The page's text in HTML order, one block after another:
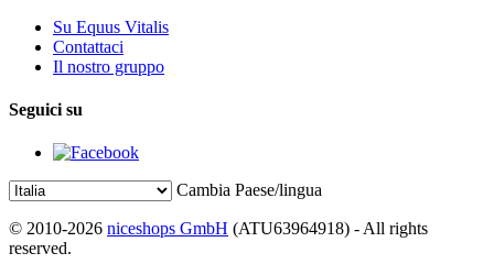
Su Equus Vitalis
Contattaci
Il nostro gruppo
Seguici su
Cambia Paese/lingua
© 2010-2026 niceshops GmbH (ATU63964918) - All rights
reserved.